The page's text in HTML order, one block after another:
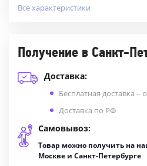
Все характеристики
Получение в Санкт-
Доставка:
Бесплатная доставка –
Доставка по РФ
Самовывоз:
Товар можно получить на
Москве и Санкт-Петербурге